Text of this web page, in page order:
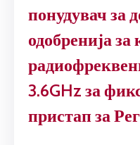
СПЕКТАР
ТЕЛЕКОМУНИКАЦИИ
понудувач за
одобренија
3.6GHz за
пристап за